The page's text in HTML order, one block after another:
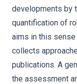
developments by
quantification of
aims in this
collects
publications. A
the assessment